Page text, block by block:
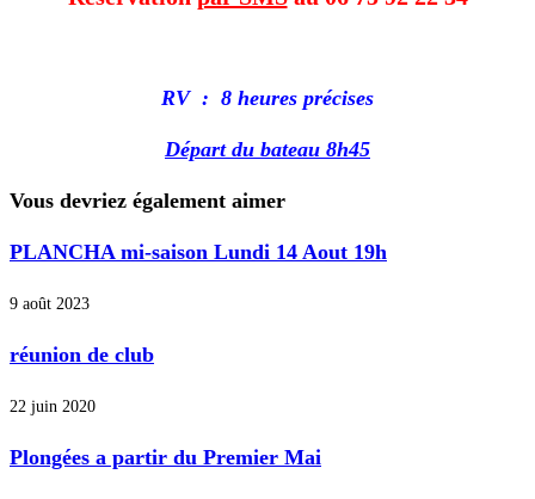
RV : 8 heures précises
Départ du bateau 8h45
Vous devriez également aimer
PLANCHA mi-saison Lundi 14 Aout 19h
9 août 2023
réunion de club
22 juin 2020
Plongées a partir du Premier Mai